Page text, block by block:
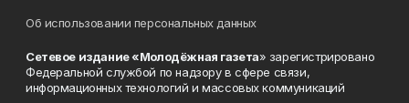
Об использовании персональных данных
Сетевое издание «Молодёжная газета» зарегистрировано
Федеральной службой по надзору в сфере связи,
информационных технологий и массовых коммуникаций